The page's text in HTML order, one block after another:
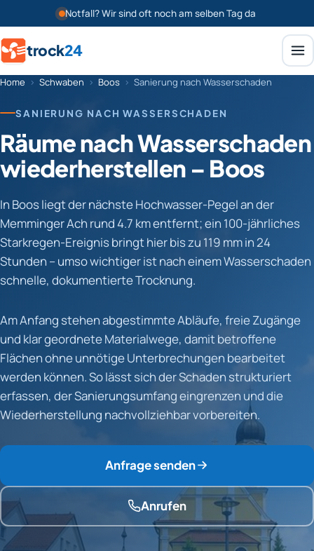
Notfall? Wir sind oft noch am selben Tag da
trock24
Home › Schwaben › Boos › Sanierung nach Wasserschaden
SANIERUNG NACH WASSERSCHADEN
Räume nach Wasserschaden
wiederherstellen – Boos
In Boos liegt der nächste Hochwasser-Pegel an der
Memminger Ach rund 4.7 km entfernt; ein 100-jährliches
Starkregen-Ereignis bringt hier bis zu 119 mm in 24
Stunden – umso wichtiger ist nach einem Wasserschaden
schnelle, dokumentierte Trocknung.
Am Anfang stehen abgestimmte Abläufe, freie Zugänge
und klar geordnete Materialwege, damit betroffene
Flächen ohne unnötige Unterbrechungen bearbeitet
werden können. So lässt sich der Schaden strukturiert
erfassen, der Sanierungsumfang eingrenzen und die
Wiederherstellung nachvollziehbar vorbereiten.
Anfrage senden
Anrufen